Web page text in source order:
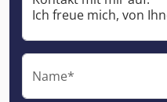
Name*